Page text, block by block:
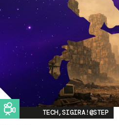
Image
TECH,SIGIRA!@STEP